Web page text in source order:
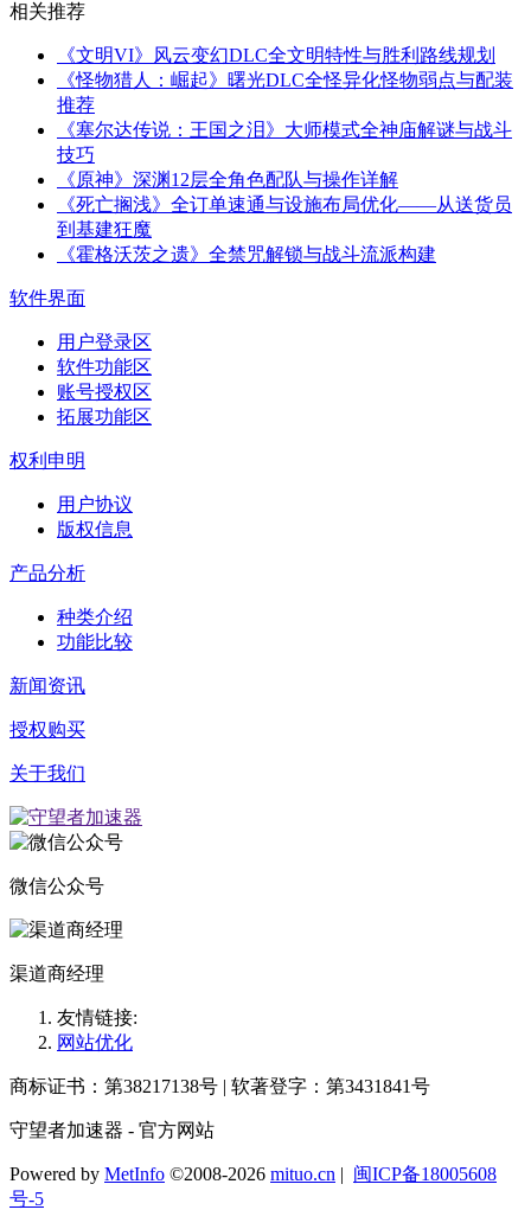
相关推荐
《文明VI》风云变幻DLC全文明特性与胜利路线规划
《怪物猎人：崛起》曙光DLC全怪异化怪物弱点与配装
推荐
《塞尔达传说：王国之泪》大师模式全神庙解谜与战斗
技巧
《原神》深渊12层全角色配队与操作详解
《死亡搁浅》全订单速通与设施布局优化——从送货员
到基建狂魔
《霍格沃茨之遗》全禁咒解锁与战斗流派构建
软件界面
用户登录区
软件功能区
账号授权区
拓展功能区
权利申明
用户协议
版权信息
产品分析
种类介绍
功能比较
新闻资讯
授权购买
关于我们
微信公众号
渠道商经理
友情链接:
网站优化
商标证书：第38217138号 | 软著登字：第3431841号
守望者加速器 - 官方网站
Powered by MetInfo ©2008-2026 mituo.cn | 闽ICP备18005608
号-5